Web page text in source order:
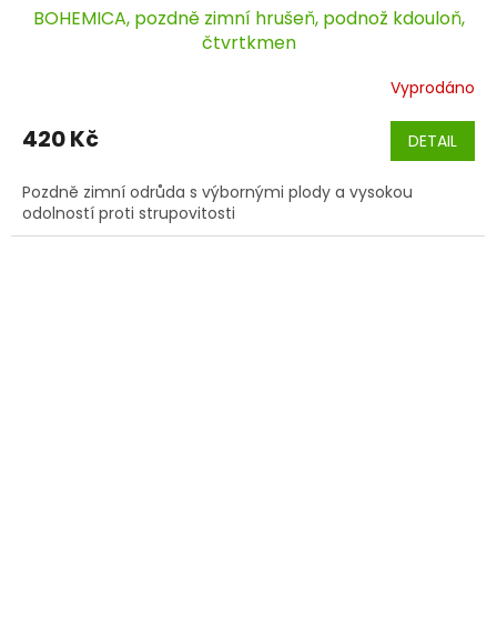
BOHEMICA, pozdně zimní hrušeň, podnož kdouloň,
čtvrtkmen
Vyprodáno
420 Kč DETAIL
Pozdně zimní odrůda s výbornými plody a vysokou
odolností proti strupovitosti